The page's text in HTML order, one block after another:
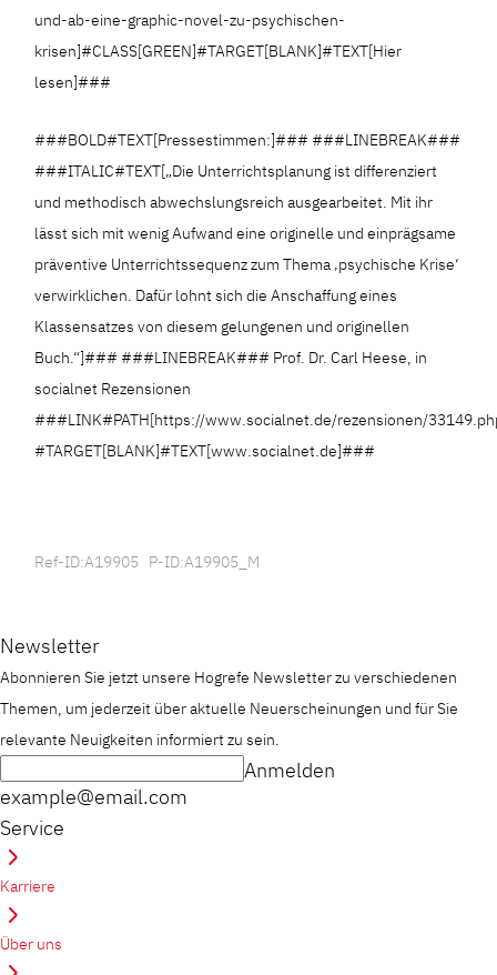
und-ab-eine-graphic-novel-zu-psychischen-
krisen]#CLASS[GREEN]#TARGET[BLANK]#TEXT[Hier
lesen]###
###BOLD#TEXT[Pressestimmen:]### ###LINEBREAK###
###ITALIC#TEXT[„Die Unterrichtsplanung ist differenziert
und methodisch abwechslungsreich ausgearbeitet. Mit ihr
lässt sich mit wenig Aufwand eine originelle und einprägsame
präventive Unterrichtssequenz zum Thema ‚psychische Krise‘
verwirklichen. Dafür lohnt sich die Anschaffung eines
Klassensatzes von diesem gelungenen und originellen
Buch.“]### ###LINEBREAK### Prof. Dr. Carl Heese, in
socialnet Rezensionen
###LINK#PATH[https://www.socialnet.de/rezensionen/
#TARGET[BLANK]#TEXT[www.socialnet.de]###
Ref-ID:A19905 P-ID:A19905_M
Newsletter
Abonnieren Sie jetzt unsere Hogrefe Newsletter zu verschiedenen
Themen, um jederzeit über aktuelle Neuerscheinungen und für Sie
relevante Neuigkeiten informiert zu sein.
example@email.com
Anmelden
Service
Karriere
Über uns